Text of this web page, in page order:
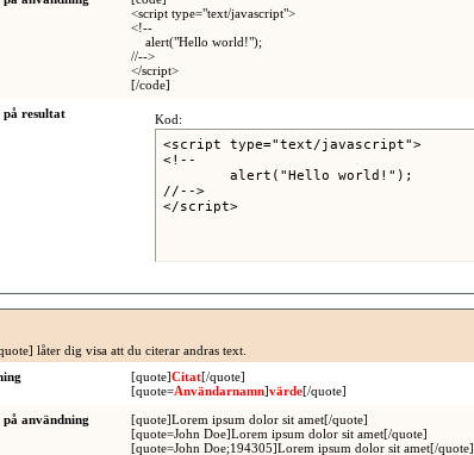
<script type="text/javascript">
<!--
alert("Hello world!");
//-->
</script>
[/code]
på resultat
Kod:
<script type="text/javascript">
<!--
//-->
</script>
låter dig visa att du citerar andras text.
[quote]Citat[/quote]
[quote=Användarnamn]värde[/quote]
på användning
[quote]Lorem ipsum dolor sit amet[/quote]
[quote=John Doe]Lorem ipsum dolor sit amet[/quote]
[quote=John Doe;194305]Lorem ipsum dolor sit amet[/quote]